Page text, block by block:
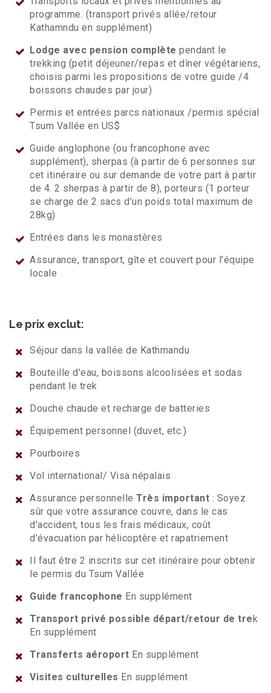
programme. (transport privés allée/retour
Kathamndu en supplément)
Lodge avec pension complète pendant le
trekking (petit déjeuner/repas et dîner végétariens,
choisis parmi les propositions de votre guide /4
boissons chaudes par jour)
Permis et entrées parcs nationaux /permis spécial
Tsum Vallée en US$
Guide anglophone (ou francophone avec
supplément), sherpas (à partir de 6 personnes sur
cet itinéraire ou sur demande de votre part à partir
de 4. 2 sherpas à partir de 8), porteurs (1 porteur
se charge de 2 sacs d’un poids total maximum de
28kg)
Entrées dans les monastères
Assurance, transport, gîte et couvert pour l’équipe
locale
Le prix exclut:
Séjour dans la vallée de Kathmandu
Bouteille d’eau, boissons alcoolisées et sodas
pendant le trek
Douche chaude et recharge de batteries
Équipement personnel (duvet, etc.)
Pourboires
Vol international/ Visa népalais
Assurance personnelle Très important : Soyez
sûr que votre assurance couvre, dans le cas
d'accident, tous les frais médicaux, coût
d'évacuation par hélicoptère et rapatriement
Il faut être 2 inscrits sur cet itinéraire pour obtenir
le permis du Tsum Vallée
Guide francophone En supplément
Transport privé possible départ/retour de trek
En supplément
Transferts aéroport En supplément
Visites culturelles En supplément